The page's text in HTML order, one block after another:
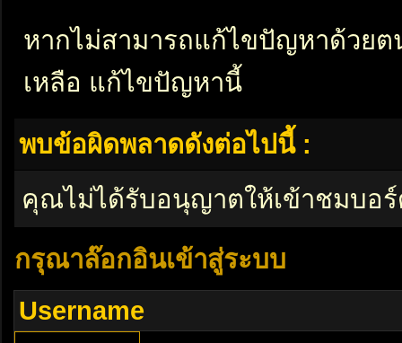
หากไม่สามารถแก้ไขปัญหาด้วย
เหลือ แก้ไขปัญหานี้
พบข้อผิดพลาดดังต่อไปนี้ :
คุณไม่ได้รับอนุญาตให้เข้าชมบอ
กรุณาล๊อกอินเข้าสู่ระบบ
Username